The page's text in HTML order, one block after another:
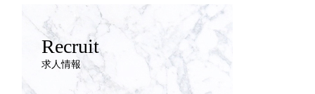
Recruit
求人情報